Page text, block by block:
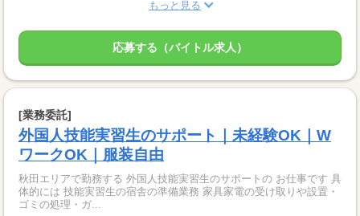
もっと見る
応募する（バイトル求人）
[業務委託]
外国人技能実習生のサポート｜未経験OK｜W
ワークOK｜服装自由
秋田エリアで勤務する 外国人技能実習生のサポートの お仕事です 具
体的には 技能実習生の宿舎の準備業務 家具家電の受け取りや設置・
ゴミの処理・ガ...